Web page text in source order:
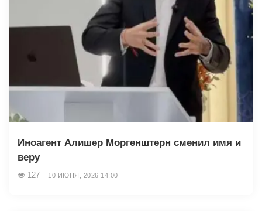
Иноагент Алишер Моргенштерн сменил имя и
веру
127 10 ИЮНЯ, 2026 14:00